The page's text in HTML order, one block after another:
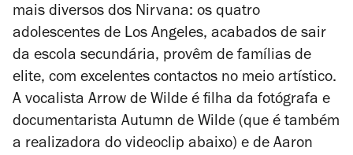
mais diversos dos Nirvana: os quatro
adolescentes de Los Angeles, acabados de sair
da escola secundária, provêm de famílias de
elite, com excelentes contactos no meio artístico.
A vocalista Arrow de Wilde é filha da fotógrafa e
documentarista Autumn de Wilde (que é também
a realizadora do videoclip abaixo) e de Aaron